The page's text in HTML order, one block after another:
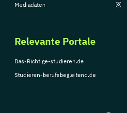
Mediadaten
Relevante Portale
Das-Richtige-studieren.de
Studieren-berufsbegleitend.de